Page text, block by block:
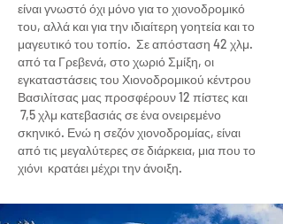
είναι γνωστό όχι μόνο για το χιονοδρομικό
του, αλλά και για την ιδιαίτερη γοητεία και το
μαγευτικό του τοπίο. Σε απόσταση 42 χλμ.
από τα Γρεβενά, στο χωριό Σμίξη, οι
εγκαταστάσεις του Χιονοδρομικού κέντρου
Βασιλίτσας μας προσφέρουν 12 πίστες και
7,5 χλμ κατεβασιάς σε ένα ονειρεμένο
σκηνικό. Ενώ η σεζόν χιονοδρομίας, είναι
από τις μεγαλύτερες σε διάρκεια, μια που το
χιόνι κρατάει μέχρι την άνοιξη.